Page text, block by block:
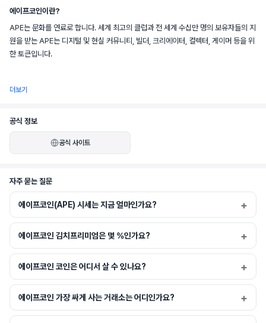
에이프코인이란?
APE는 문화를 연료로 합니다. 세계 최고의 클럽과 전 세계 수십만 명의 보유자들의 지
원을 받는 APE는 디지털 및 현실 커뮤니티, 빌더, 크리에이터, 컬렉터, 게이머 등을 위
한 토큰입니다.
퀴드 등 여러 생태계에서 사용할 수 있습니다.
Club, Otherside의 세 가지 핵심 기둥을 강화하여 생태계를 강화하는 것입니다.
더보기
공식 정보
공식 사이트
자주 묻는 질문
에이프코인(APE) 시세는 지금 얼마인가요?
에이프코인 김치프리미엄은 몇 %인가요?
에이프코인 코인은 어디서 살 수 있나요?
에이프코인 가장 싸게 사는 거래소는 어디인가요?